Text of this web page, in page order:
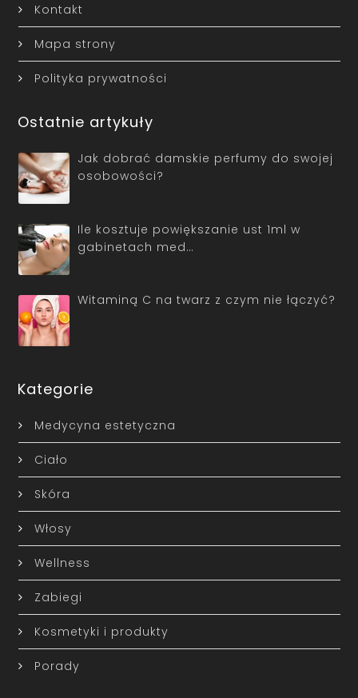
Kontakt
Mapa strony
Polityka prywatności
Ostatnie artykuły
Jak dobrać damskie perfumy do swojej
osobowości?
Ile kosztuje powiększanie ust 1ml w
gabinetach med…
Witaminą C na twarz z czym nie łączyć?
Kategorie
Medycyna estetyczna
Ciało
Skóra
Włosy
Wellness
Zabiegi
Kosmetyki i produkty
Porady